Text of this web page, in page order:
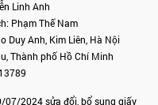
Linh Anh
Phạm Thế Nam
Duy Anh, Kim Liên, Hà Nội
Thành phố Hồ Chí Minh
07/2024 sửa đổi, bổ sung giấy